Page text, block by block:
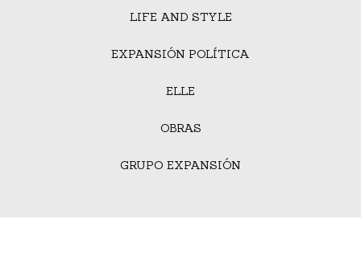
LIFE AND STYLE
EXPANSIÓN POLÍTICA
ELLE
OBRAS
GRUPO EXPANSIÓN